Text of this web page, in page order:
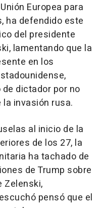
Europea para
ha defendido este
del presidente
lamentando que la
en los
de dictador por no
invasión rusa.
al inicio de la
de los 27, la
ha tachado de
de Trump sobre
Zelenski,
pensó que el